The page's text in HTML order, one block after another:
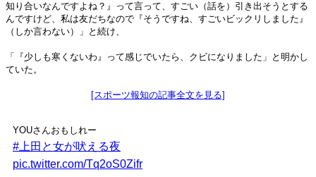
知り合いなんですよね？』って言って、すごい（話を）引き出そうとする
んですけど、私は友だちなので『そうですね、すごいビックリしました』
（しか言わない）」と続け、
「『少しも寒くないわ』って感じでいたら、クビになりました」と明かし
ていた。
[スポーツ報知の記事全文を見る]
YOUさんおもしれー
#上田と女が吠える夜
pic.twitter.com/Tq2oS0Zifr